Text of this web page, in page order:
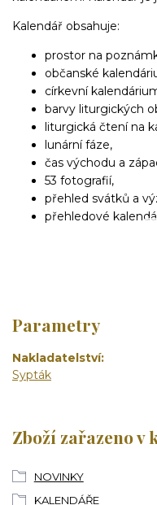
Kalendář obsahuje:
prostor na
občanské
církevní
barvy liturgických
liturgická čtení na
lunární fáze,
čas východu a
53 fotografií,
přehled svátků a
přehledové
Parametry
Nakladatelství
Sypták
Zboží zařazeno v
NOVINKY
KALENDÁŘE